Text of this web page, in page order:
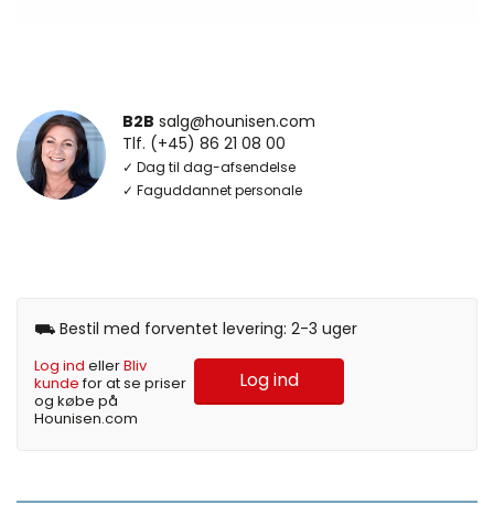
B2B salg@hounisen.com
Tlf. (+45) 86 21 08 00
✓ Dag til dag-afsendelse
✓ Faguddannet personale
⛟ Bestil med forventet levering: 2-3 uger
Log ind ellerBliv
kundefor at se priser
og købe på
Hounisen.com
Log ind